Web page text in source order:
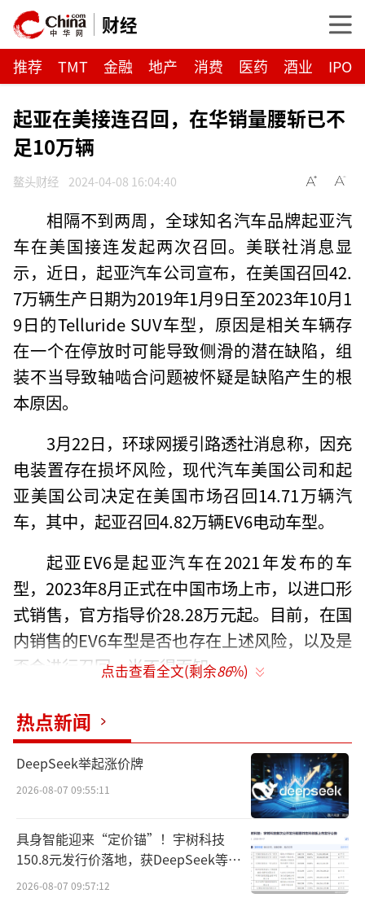
财经
推荐 TMT 金融 地产 消费 医药 酒业 IPO
起亚在美接连召回，在华销量腰斩已不
足10万辆
鳌头财经 2024-04-08 16:04:40
相隔不到两周，全球知名汽车品牌起亚汽
车在美国接连发起两次召回。美联社消息显
示，近日，起亚汽车公司宣布，在美国召回42.
7万辆生产日期为2019年1月9日至2023年10月1
9日的Telluride SUV车型，原因是相关车辆存
在一个在停放时可能导致侧滑的潜在缺陷，组
装不当导致轴啮合问题被怀疑是缺陷产生的根
本原因。
3月22日，环球网援引路透社消息称，因充
电装置存在损坏风险，现代汽车美国公司和起
亚美国公司决定在美国市场召回14.71万辆汽
车，其中，起亚召回4.82万辆EV6电动车型。
起亚EV6是起亚汽车在2021年发布的车
型，2023年8月正式在中国市场上市，以进口形
式销售，官方指导价28.28万元起。目前，在国
内销售的EV6车型是否也存在上述风险，以及是
否会进行召回，尚不得而知。
点击查看全文(剩余86%)
热点新闻
DeepSeek举起涨价牌
2026-08-07 09:55:11
具身智能迎来“定价锚”！宇树科技
150.8元发行价落地，获DeepSeek等豪
华战配加持
2026-08-07 09:57:12